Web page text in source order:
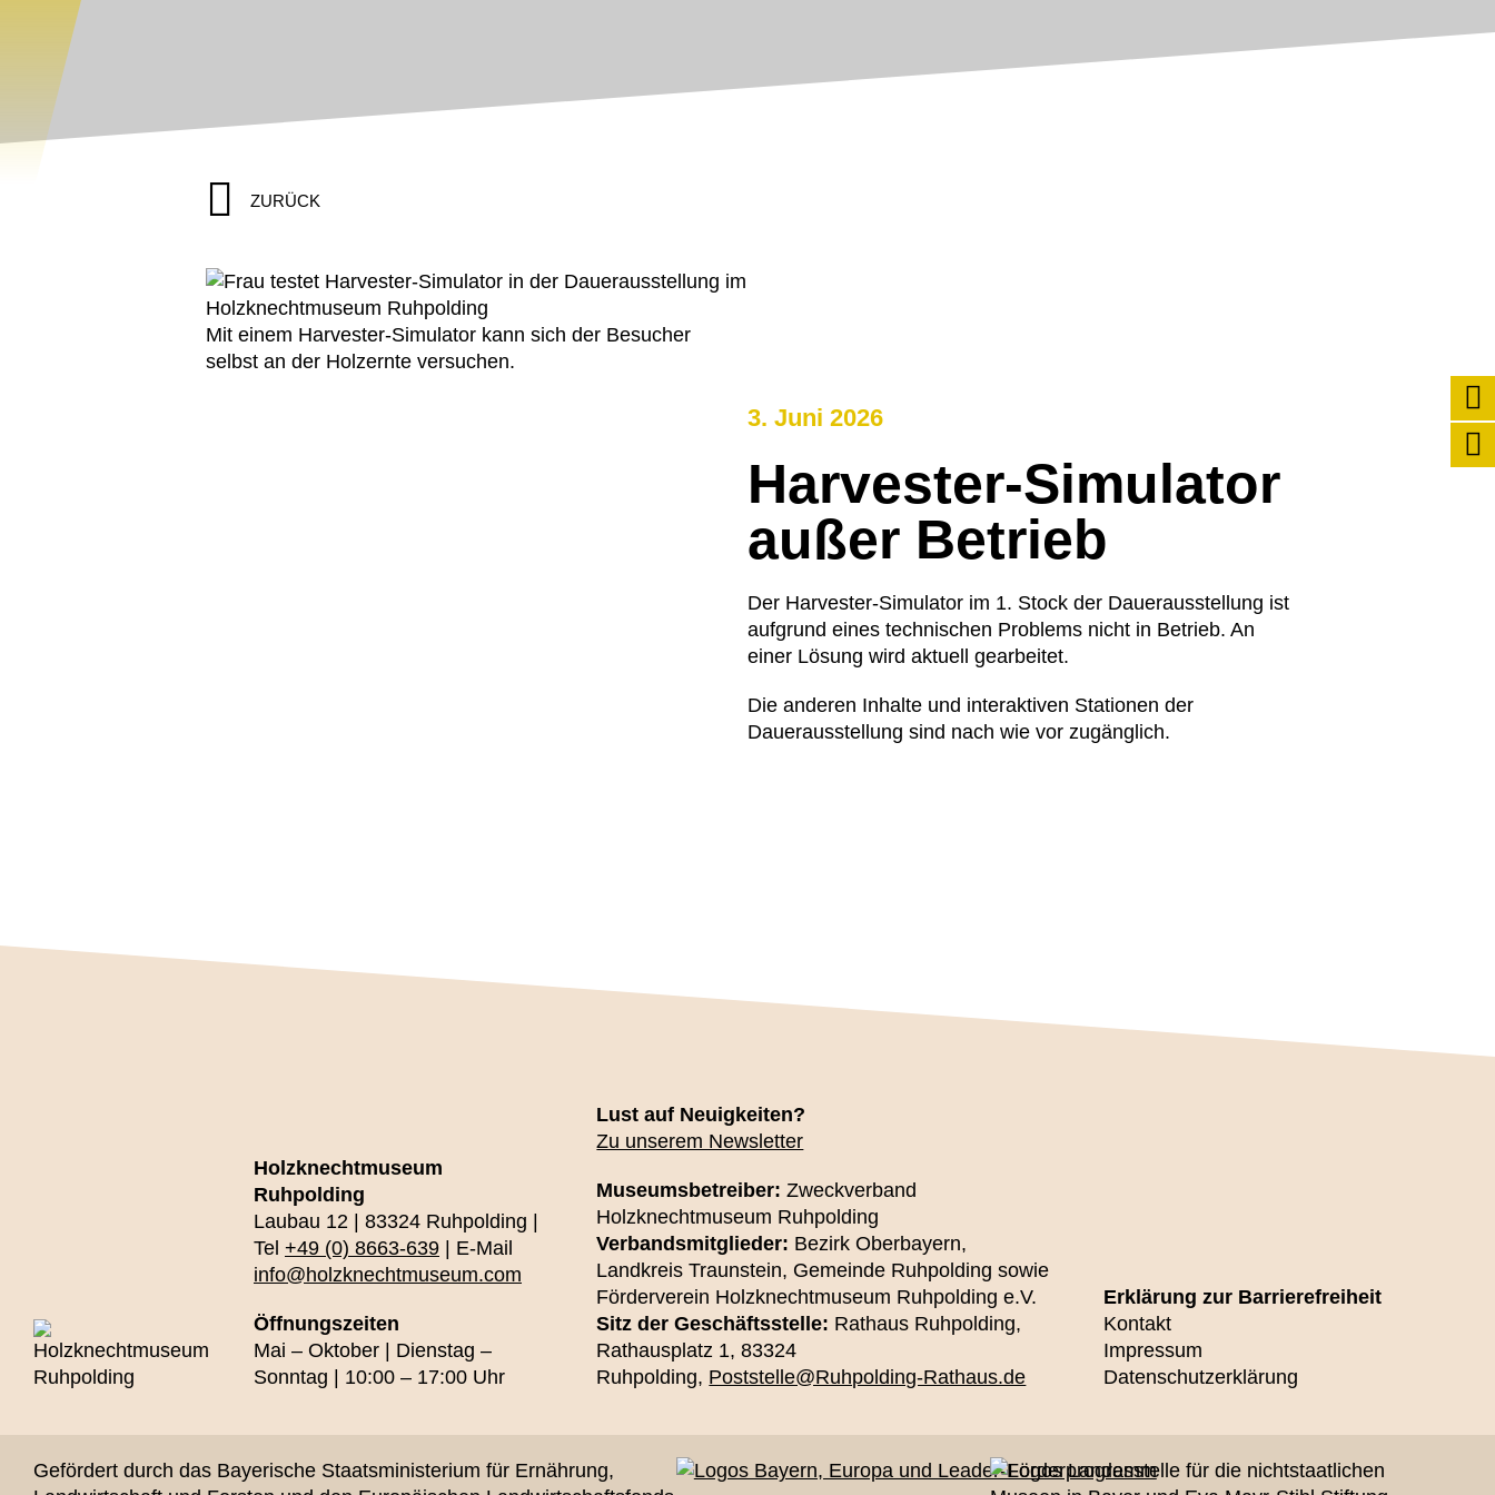
ZURÜCK
Mit einem Harvester-Simulator kann sich der Besucher
selbst an der Holzernte versuchen.
3. Juni 2026
Harvester-Simulator
außer Betrieb
Der Harvester-Simulator im 1. Stock der Dauerausstellung ist
aufgrund eines technischen Problems nicht in Betrieb. An
einer Lösung wird aktuell gearbeitet.
Die anderen Inhalte und interaktiven Stationen der
Dauerausstellung sind nach wie vor zugänglich.
Holzknechtmuseum
Ruhpolding
Laubau 12 | 83324 Ruhpolding |
Tel +49 (0) 8663-639 | E-Mail
info@holzknechtmuseum.com
Öffnungszeiten
Mai – Oktober | Dienstag –
Sonntag | 10:00 – 17:00 Uhr
Lust auf Neuigkeiten?
Zu unserem Newsletter
Museumsbetreiber: Zweckverband
Holzknechtmuseum Ruhpolding
Verbandsmitglieder: Bezirk Oberbayern,
Landkreis Traunstein, Gemeinde Ruhpolding sowie
Förderverein Holzknechtmuseum Ruhpolding e.V.
Sitz der Geschäftsstelle: Rathaus Ruhpolding,
Rathausplatz 1, 83324
Ruhpolding, Poststelle@Ruhpolding-Rathaus.de
Erklärung zur Barrierefreiheit
Kontakt
Impressum
Datenschutzerklärung
Gefördert durch das Bayerische Staatsministerium für Ernährung,